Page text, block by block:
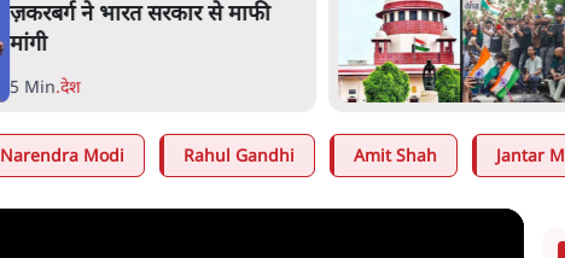
ज़करबर्ग ने भारत सरकार से माफी
मांगी
5 Min.देश
Narendra Modi Rahul Gandhi Amit Shah Jantar